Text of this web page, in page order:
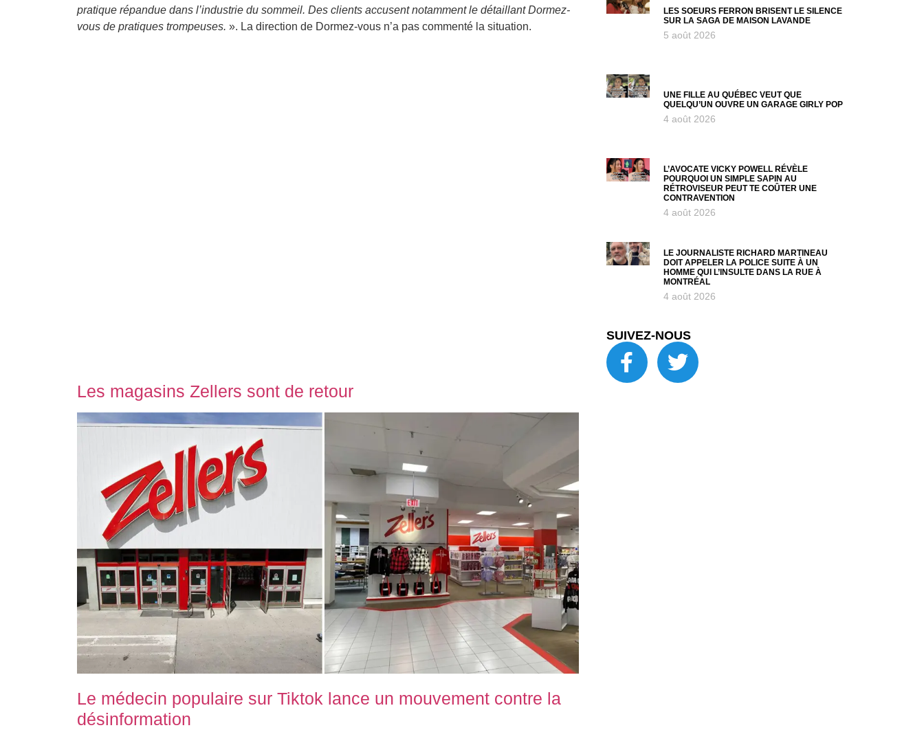
pratique répandue dans l’industrie du sommeil. Des clients accusent notamment le détaillant Dormez-
vous de pratiques trompeuses. ». La direction de Dormez-vous n’a pas commenté la situation.
Les magasins Zellers sont de retour
Le médecin populaire sur Tiktok lance un mouvement contre la
désinformation
LES SOEURS FERRON BRISENT LE SILENCE
SUR LA SAGA DE MAISON LAVANDE
5 août 2026
UNE FILLE AU QUÉBEC VEUT QUE
QUELQU’UN OUVRE UN GARAGE GIRLY POP
4 août 2026
L’AVOCATE VICKY POWELL RÉVÈLE
POURQUOI UN SIMPLE SAPIN AU
RÉTROVISEUR PEUT TE COÛTER UNE
CONTRAVENTION
4 août 2026
LE JOURNALISTE RICHARD MARTINEAU
DOIT APPELER LA POLICE SUITE À UN
HOMME QUI L’INSULTE DANS LA RUE À
MONTRÉAL
4 août 2026
SUIVEZ-NOUS